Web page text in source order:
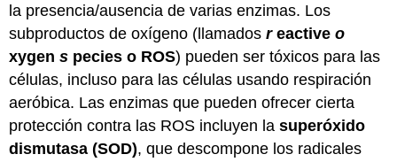
la presencia/ausencia de varias enzimas. Los
subproductos de oxígeno (llamadosreactiveo
xygens pecies o ROS) pueden ser tóxicos para las
células, incluso para las células usando respiración
aeróbica. Las enzimas que pueden ofrecer cierta
protección contra las ROS incluyen lasuperóxido
dismutasa (SOD), que descompone los radicales